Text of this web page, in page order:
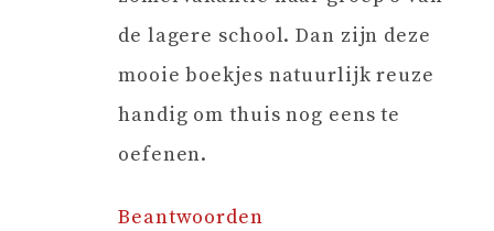
de lagere school. Dan zijn deze
mooie boekjes natuurlijk reuze
handig om thuis nog eens te
oefenen.
Beantwoorden